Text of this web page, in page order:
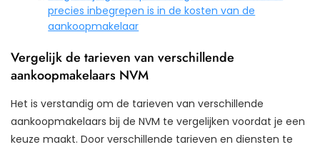
precies inbegrepen is in de kosten van de
aankoopmakelaar
Vergelijk de tarieven van verschillende
aankoopmakelaars NVM
Het is verstandig om de tarieven van verschillende
aankoopmakelaars bij de NVM te vergelijken voordat je een
keuze maakt. Door verschillende tarieven en diensten te